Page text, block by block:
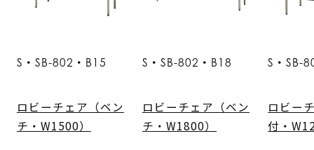
S・SB-802・B15
ロビーチェア（ベン
チ・W1500）
S・SB-802・B18
ロビーチェア（ベン
チ・W1800）
S・SB-
ロビー
付・